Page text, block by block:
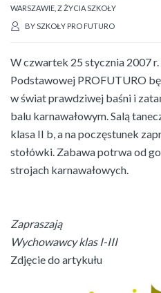
WARSZAWIE Z ŻYCIA SZKOŁY
BYSZKOŁY PRO FUTURO
W czwartek 25 stycznia 2007
Podstawowej PROFUTURO
w świat prawdziwej baśni i
balu karnawałowym. Salą
klasa II b, a na poczęstunek
stołówki. Zabawa potrwa od
strojach karnawałowych.
Zapraszają
Wychowawcy klas I-III
Zdjęcie do artykułu